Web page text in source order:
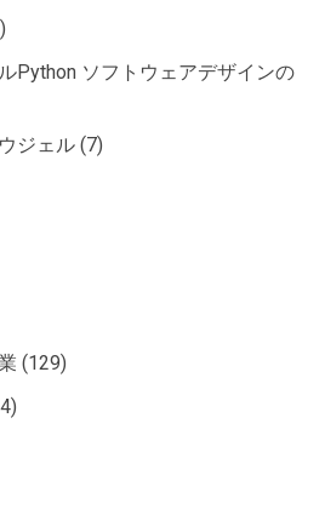
Python ソフトウェアデザインの
ジェル (7)
(129)